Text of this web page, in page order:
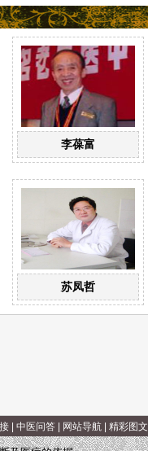
李葆富
苏凤哲
| 中医问答| 网站导航| 精彩图文